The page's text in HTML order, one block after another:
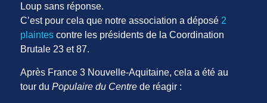
Loup sans réponse.
C’est pour cela que notre association a déposé2
plaintes contre les présidents de la Coordination
Brutale 23 et 87.
Après France 3 Nouvelle-Aquitaine, cela a été au
tour duPopulaire du Centre de réagir :